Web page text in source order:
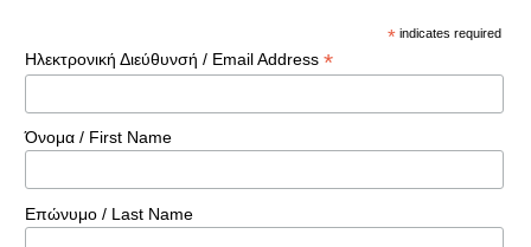
* indicates required
Ηλεκτρονική Διεύθυνσή / Email Address *
Όνομα / First Name
Επώνυμο / Last Name